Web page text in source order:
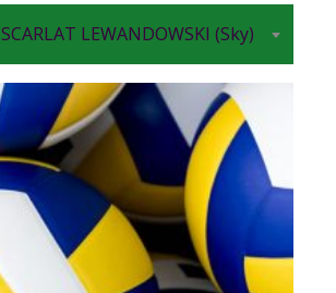
SCARLAT LEWANDOWSKI (Sky)